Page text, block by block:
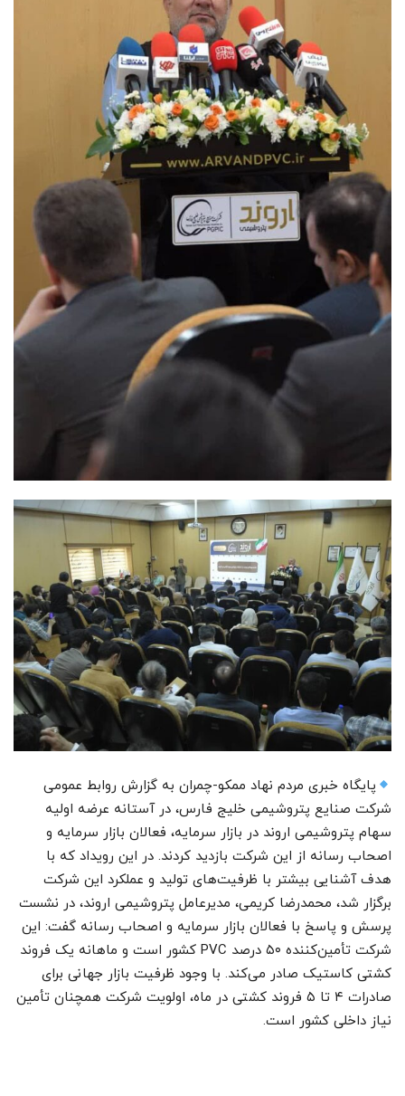
پایگاه خبری مردم نهاد ممکو-چمران به گزارش روابط عمومی
شرکت صنایع پتروشیمی خلیج فارس، در آستانه عرضه اولیه
سهام پتروشیمی اروند در بازار سرمایه، فعالان بازار سرمایه و
اصحاب رسانه از این شرکت بازدید کردند. در این رویداد که با
هدف آشنایی بیشتر با ظرفیت‌های تولید و عملکرد این شرکت
برگزار شد، محمدرضا کریمی، مدیرعامل پتروشیمی اروند، در نشست
پرسش و پاسخ با فعالان بازار سرمایه و اصحاب رسانه گفت: این
شرکت تأمین‌کننده ۵۰ درصد PVC کشور است و ماهانه یک فروند
کشتی کاستیک صادر می‌کند. با وجود ظرفیت بازار جهانی برای
صادرات ۴ تا ۵ فروند کشتی در ماه، اولویت شرکت همچنان تأمین
نیاز داخلی کشور است.